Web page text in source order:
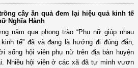
cây ăn quả đem lại hiệu quả kinh tế
Nghĩa Hành
năm qua phong trào “Phụ nữ giúp nhau
tế” đã và đang là hướng đi đúng đắn,
sống hội viên phụ nữ trên địa bàn huyện
Nhiều hội viên ở các xã đã tự mình vươn